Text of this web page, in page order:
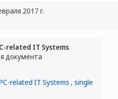
2017 г.
related IT Systems
документа